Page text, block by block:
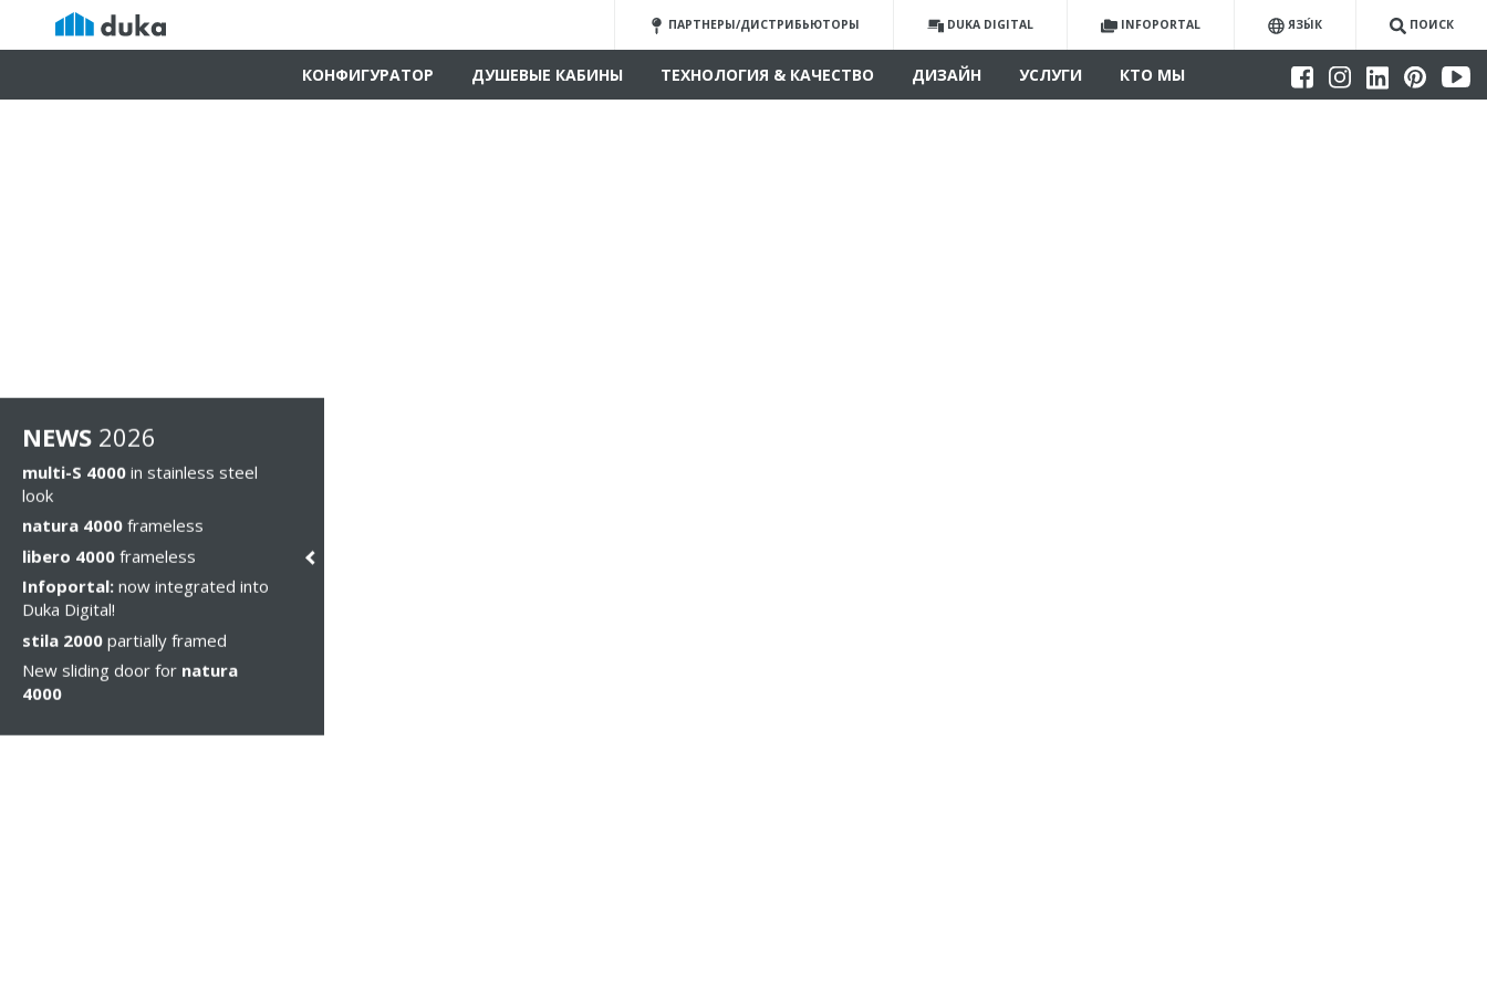
ПАРТНЕРЫ/ДИСТРИБЬЮТОРЫ DUKA DIGITAL INFOPORTAL ЯЗЫ́К ПОИСК
КОНФИГУРАТОР ДУШЕВЫЕ КАБИНЫ ТЕХНОЛОГИЯ & КАЧЕСТВО ДИЗАЙН УСЛУГИ КТО МЫ
NEWS 2026
multi-S 4000 in stainless steel
look
natura 4000 frameless
libero 4000 frameless
Infoportal: now integrated into
Duka Digital!
stila 2000 partially framed
New sliding door for natura
4000